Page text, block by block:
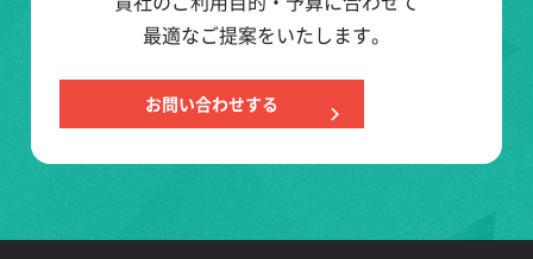
最適なご提案をいたします。
お問い合わせする